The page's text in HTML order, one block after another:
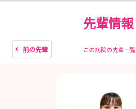
申込みをお待ちしています♪
先輩情報
前の先輩 この病院の先輩一覧